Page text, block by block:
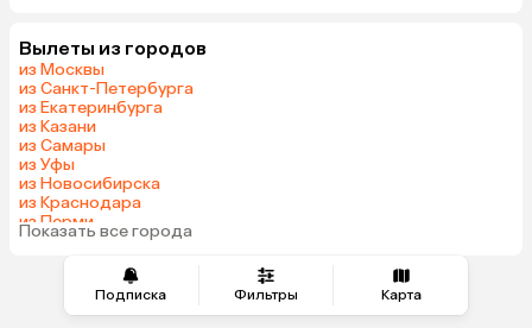
Подписка Фильтры Карта
Вылеты из городов
из Москвы
из Санкт-Петербурга
из Екатеринбурга
из Казани
из Самары
из Уфы
из Новосибирска
из Краснодара
из Перми
из Сочи
Показать все города